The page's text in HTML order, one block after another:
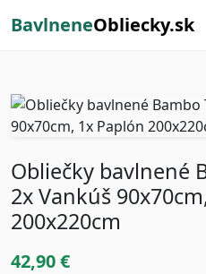
BavlneneObliecky.sk
Obliečky bavlnené
2x Vankúš
200x220cm
42,90 €